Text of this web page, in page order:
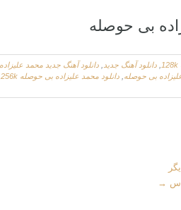
بی حوصله
دانلود آهنگ جدید دانلود آهنگ جدید محمد
بی حوصله دانلود محمد علیزاده بی حوصله 256k
→